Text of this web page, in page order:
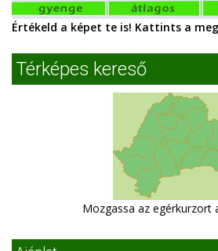
Értékeld a képet te is! Kattints a
Térképes kereső
Mozgassa az egérkurzort